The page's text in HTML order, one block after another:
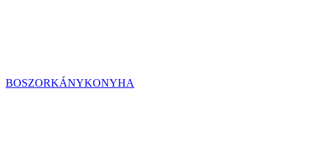
BOSZORKÁNYKONYHA